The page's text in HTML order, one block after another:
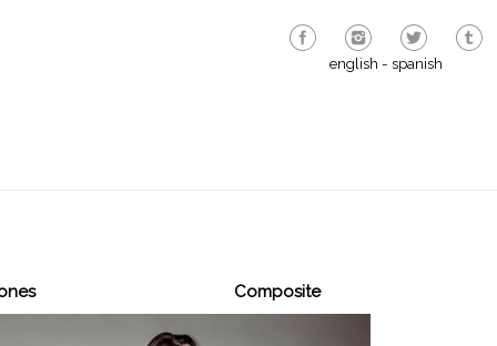
english - spanish
Composite